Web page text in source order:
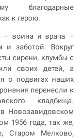
благодарные
к герою.
– воина и врача –
и заботой. Вокруг
сирени, клумбы с
своих детей, а
о подвигах наших
перенесли к
кладбища.
Новозавидовском
1956 года, так же,
Старом Мелково,